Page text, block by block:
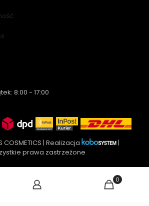
8:00 - 17:00
COSMETICS | Realizacja
|
prawa zastrzeżone
0